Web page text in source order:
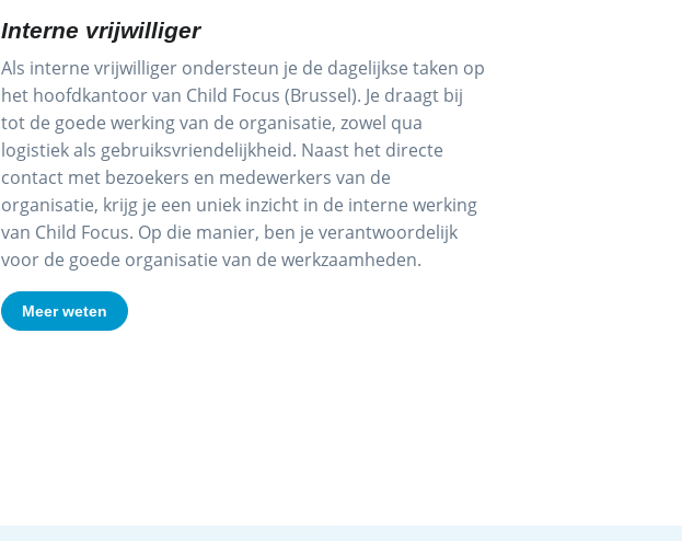
Interne vrijwilliger
Als interne vrijwilliger ondersteun je de dagelijkse taken op
het hoofdkantoor van Child Focus (Brussel). Je draagt bij
tot de goede werking van de organisatie, zowel qua
logistiek als gebruiksvriendelijkheid. Naast het directe
contact met bezoekers en medewerkers van de
organisatie, krijg je een uniek inzicht in de interne werking
van Child Focus. Op die manier, ben je verantwoordelijk
voor de goede organisatie van de werkzaamheden.
Meer weten